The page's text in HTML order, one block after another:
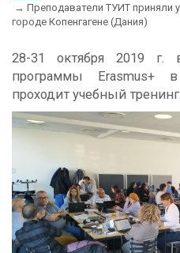
Преподаватели ТУИТ приняли
городе Копенгагене (Дания)
28-31 октября 2019 г.
программы Erasmus+ в
проходит учебный тренинг.